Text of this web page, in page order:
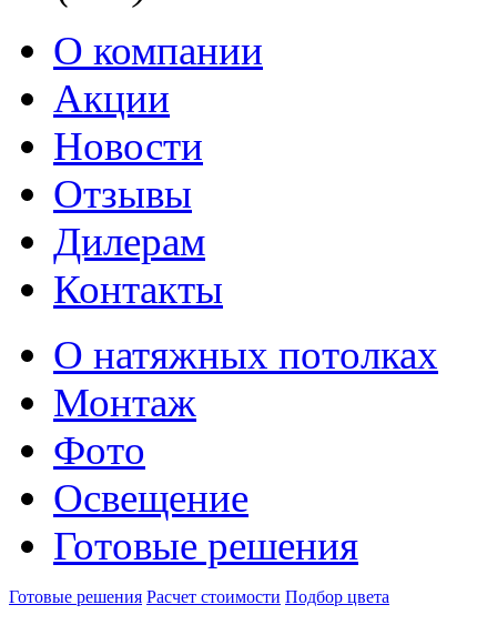
О компании
Акции
Новости
Отзывы
Дилерам
Контакты
О натяжных потолках
Монтаж
Фото
Освещение
Готовые решения
Готовые решения Расчет стоимости Подбор цвета